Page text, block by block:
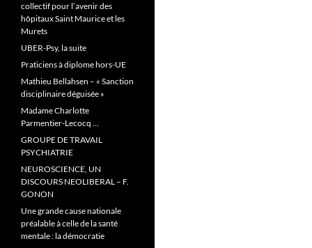
collectif pour l’avenir des
hôpitaux Saint Maurice et les
Murets
UBER-Psy, la suite
Praticiens à diplome hors-UE
Mathieu Bellahsen – « Sanction
disciplinaire déguisée »
Madame Charlotte
Parmentier-Lecocq …
GROUPE DE TRAVAIL
PSYCHIATRIE
NEUROSCIENCE, UN
DISCOURS NEOLIBERAL – F.
GONON
Une grande cause nationale
préalable à celle de la santé
mentale : la démocratie